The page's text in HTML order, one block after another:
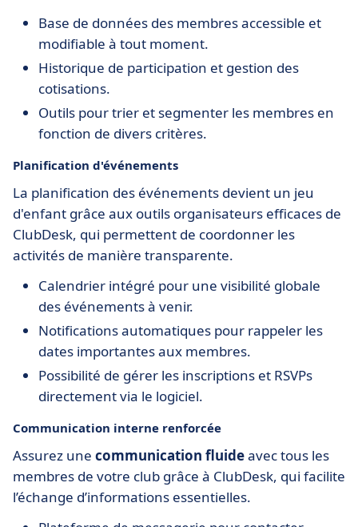
Base de données des membres accessible et
modifiable à tout moment.
Historique de participation et gestion des
cotisations.
Outils pour trier et segmenter les membres en
fonction de divers critères.
Planification d'événements
La planification des événements devient un jeu
d'enfant grâce aux outils organisateurs efficaces de
ClubDesk, qui permettent de coordonner les
activités de manière transparente.
Calendrier intégré pour une visibilité globale
des événements à venir.
Notifications automatiques pour rappeler les
dates importantes aux membres.
Possibilité de gérer les inscriptions et RSVPs
directement via le logiciel.
Communication interne renforcée
Assurez une communication fluideavec tous les
membres de votre club grâce à ClubDesk, qui facilite
l’échange d’informations essentielles.